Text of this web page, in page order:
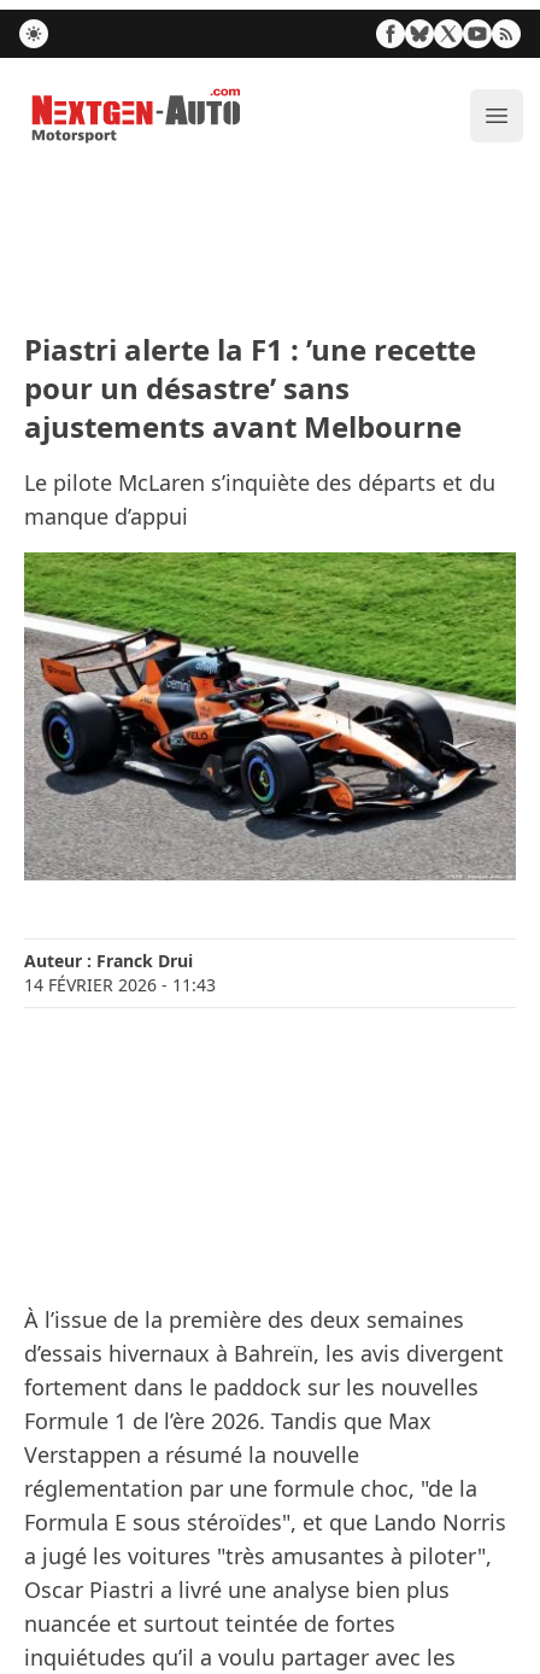
Nextgen-Auto.com
Piastri alerte la F1 : ’une recette
pour un désastre’ sans
ajustements avant Melbourne
Le pilote McLaren s’inquiète des départs et du
manque d’appui
Auteur : Franck Drui
14 FÉVRIER 2026 - 11:43
À l’issue de la première des deux semaines
d’essais hivernaux à Bahreïn, les avis divergent
fortement dans le paddock sur les nouvelles
Formule 1 de l’ère 2026. Tandis que Max
Verstappen a résumé la nouvelle
réglementation par une formule choc, "de la
Formula E sous stéroïdes", et que Lando Norris
a jugé les voitures "très amusantes à piloter",
Oscar Piastri a livré une analyse bien plus
nuancée et surtout teintée de fortes
inquiétudes qu’il a voulu partager avec les